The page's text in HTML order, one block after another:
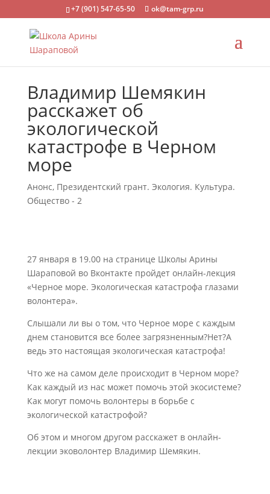
+7 (901) 547-65-50 ok@tam-grp.ru
Владимир Шемякин
расскажет об
экологической
катастрофе в Черном
море
Анонс, Президентский грант. Экология. Культура.
Общество - 2
27 января в 19.00 на странице Школы Арины
Шараповой во Вконтакте пройдет онлайн-лекция
«Черное море. Экологическая катастрофа глазами
волонтера».
Слышали ли вы о том, что Черное море с каждым
днем становится все более загрязненным?Нет?А
ведь это настоящая экологическая катастрофа!
Что же на самом деле происходит в Черном море?
Как каждый из нас может помочь этой экосистеме?
Как могут помочь волонтеры в борьбе с
экологической катастрофой?
Об этом и многом другом расскажет в онлайн-
лекции эковолонтер Владимир Шемякин.